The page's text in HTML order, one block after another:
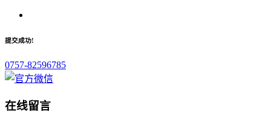
提交成功!
0757-82596785
在线留言